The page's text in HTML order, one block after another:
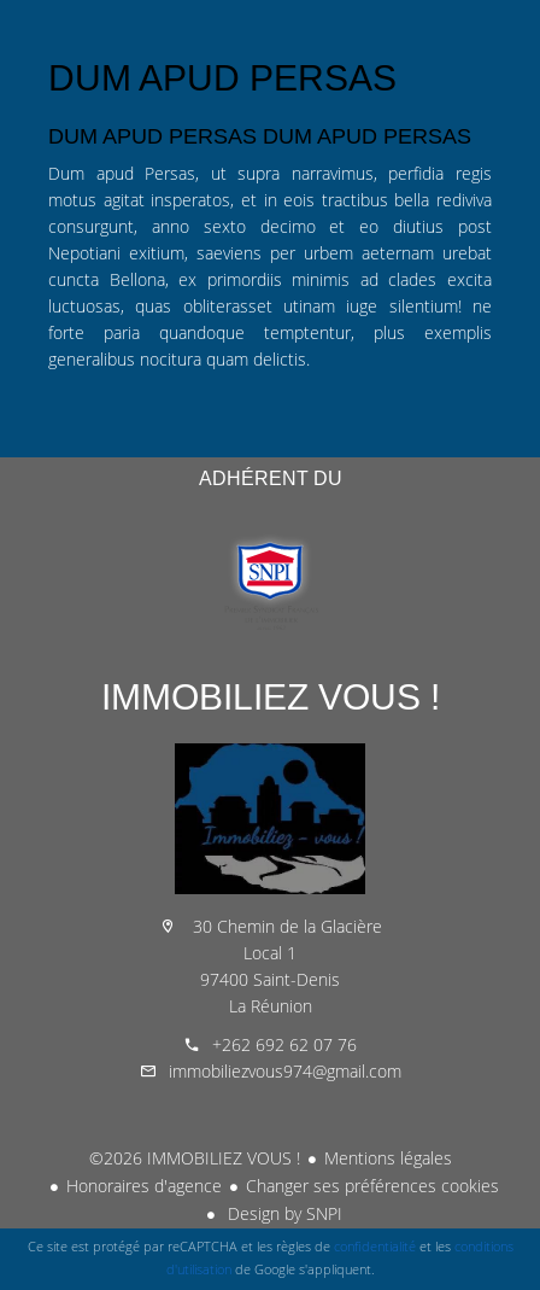
DUM APUD PERSAS
DUM APUD PERSAS DUM APUD PERSAS
Dum apud Persas, ut supra narravimus, perfidia regis
motus agitat insperatos, et in eois tractibus bella rediviva
consurgunt, anno sexto decimo et eo diutius post
Nepotiani exitium, saeviens per urbem aeternam urebat
cuncta Bellona, ex primordiis minimis ad clades excita
luctuosas, quas obliterasset utinam iuge silentium! ne
forte paria quandoque temptentur, plus exemplis
generalibus nocitura quam delictis.
ADHÉRENT DU
IMMOBILIEZ VOUS !
30 Chemin de la Glacière
Local 1
97400 Saint-Denis
La Réunion
+262 692 62 07 76
immobiliezvous974@gmail.com
©2026 IMMOBILIEZ VOUS !
Mentions légales
Honoraires d'agence
Changer ses préférences cookies
Design by SNPI
Ce site est protégé par reCAPTCHA et les règles de confidentialité et les conditions
d'utilisationde Google s'appliquent.